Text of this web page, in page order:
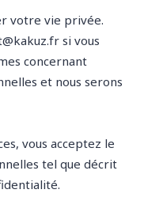
votre vie privée.
si vous
concernant
et nous serons
vous acceptez le
tel que décrit